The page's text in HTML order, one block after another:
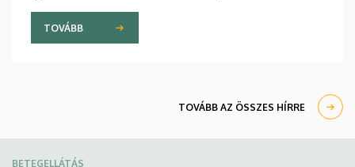
egészséget támogató prevenciós foglalkozásokon
is részt vehetnek a július 22-én kezdődő Campus
Fesztiválon. A Debreceni Egyetem Klinikai
Egyetem téren felállított faházaknál, illetve a
Központban.
TOVÁBB
TOVÁBB AZ ÖSSZES HÍRRE
BETEGELLÁTÁS